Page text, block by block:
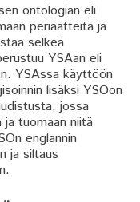
ontologian eli
periaatteita ja
selkeä
YSAan eli
YSAssa käyttöön
lisäksi YSOon
jossa
tuomaan niitä
englannin
ja siltaus